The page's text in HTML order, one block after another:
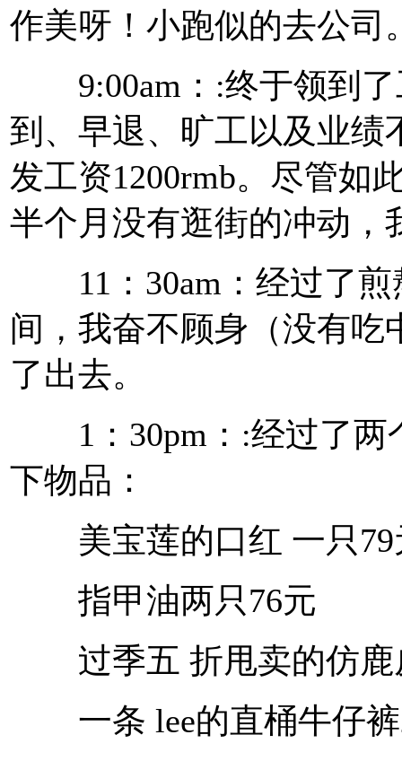
作美呀！小跑似的去公司
9:00am：:终于领到了
到、早退、旷工以及业绩
发工资1200rmb。尽管如
半个月没有逛街的冲动，
11：30am：经过了煎
间，我奋不顾身（没有吃
了出去。
1：30pm：:经过了两
下物品：
美宝莲的口红 一只79
指甲油两只76元
过季五 折甩卖的仿鹿
一条 lee的直桶牛仔裤